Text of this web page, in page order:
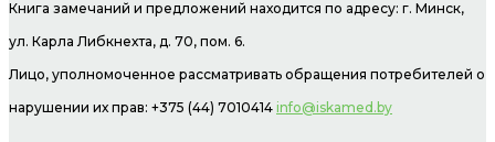
Книга замечаний и предложений находится по адресу: г. Минск,
ул. Карла Либкнехта, д. 70, пом. 6.
Лицо, уполномоченное рассматривать обращения потребителей о
нарушении их прав: +375 (44) 7010414 info@iskamed.by